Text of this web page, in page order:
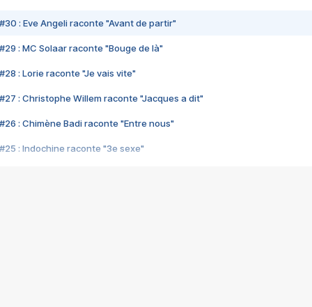
#30 : Eve Angeli raconte "Avant de partir"
#29 : MC Solaar raconte "Bouge de là"
#28 : Lorie raconte "Je vais vite"
#27 : Christophe Willem raconte "Jacques a dit"
#26 : Chimène Badi raconte "Entre nous"
#25 : Indochine raconte "3e sexe"